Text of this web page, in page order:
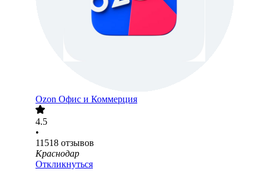
Ozon Офис и Коммерция
4.5
•
11518 отзывов
Краснодар
Откликнуться